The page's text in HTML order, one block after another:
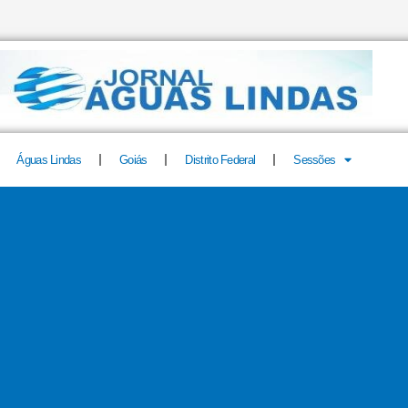
Águas Lindas Goiás Distrito Federal Sessões